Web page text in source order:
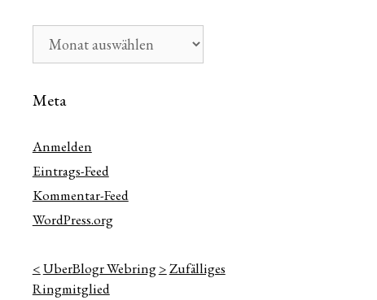
Meta
Anmelden
Eintrags-Feed
Kommentar-Feed
WordPress.org
<UberBlogr Webring>Zufälliges
Ringmitglied